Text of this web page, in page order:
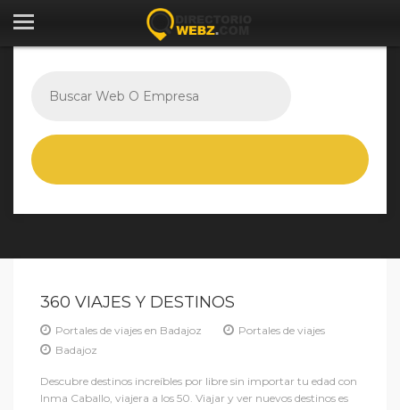
360 VIAJES Y DESTINOS
Portales de viajes en Badajoz
Portales de viajes
Badajoz
Descubre destinos increíbles por libre sin importar tu edad con
Inma Caballo, viajera a los 50. Viajar y ver nuevos destinos es